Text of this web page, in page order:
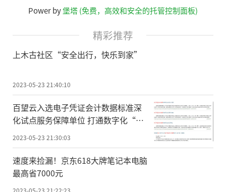
Power by堡塔 (免费，高效和安全的托管控制面板)
精彩推荐
上木古社区“安全出行，快乐到家”
2023-05-23 21:40:10
百望云入选电子凭证会计数据标准深
化试点服务保障单位 打通数字化“最
2023-05-23 21:30:03
速度来捡漏！京东618大牌笔记本电脑
最高省7000元
2023-05-23 21:22:23